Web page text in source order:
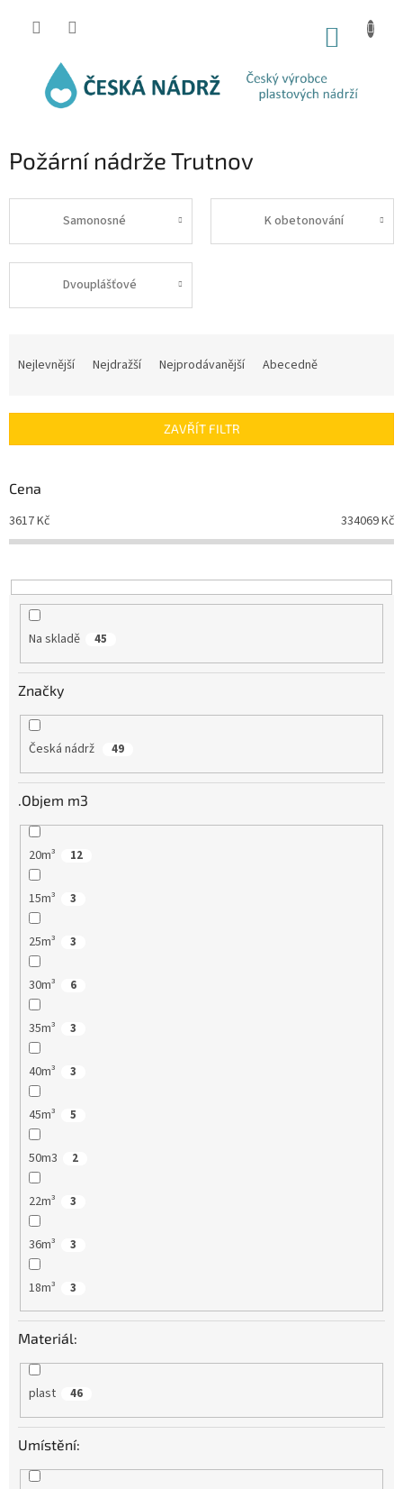
Požární nádrže Trutnov
Samonosné K obetonování
Dvouplášťové
í
r
o
d
u
t
ů
Nejlevnější Nejdražší Nejprodávanější Abecedně
ZAVŘÍT FILTR
Cena
3617Kč 334069Kč
Na skladě 45
Značky
Česká nádrž 49
.Objem m3
20m³ 12
15m³ 3
25m³ 3
30m³ 6
35m³ 3
40m³ 3
45m³ 5
50m3 2
22m³ 3
36m³ 3
18m³ 3
Materiál:
plast 46
Umístění: